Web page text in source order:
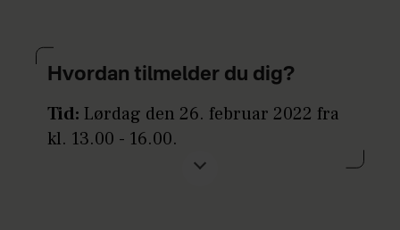
Hvordan tilmelder du dig?
Tid: Lørdag den 26. februar 2022 fra
kl. 13.00 - 16.00.